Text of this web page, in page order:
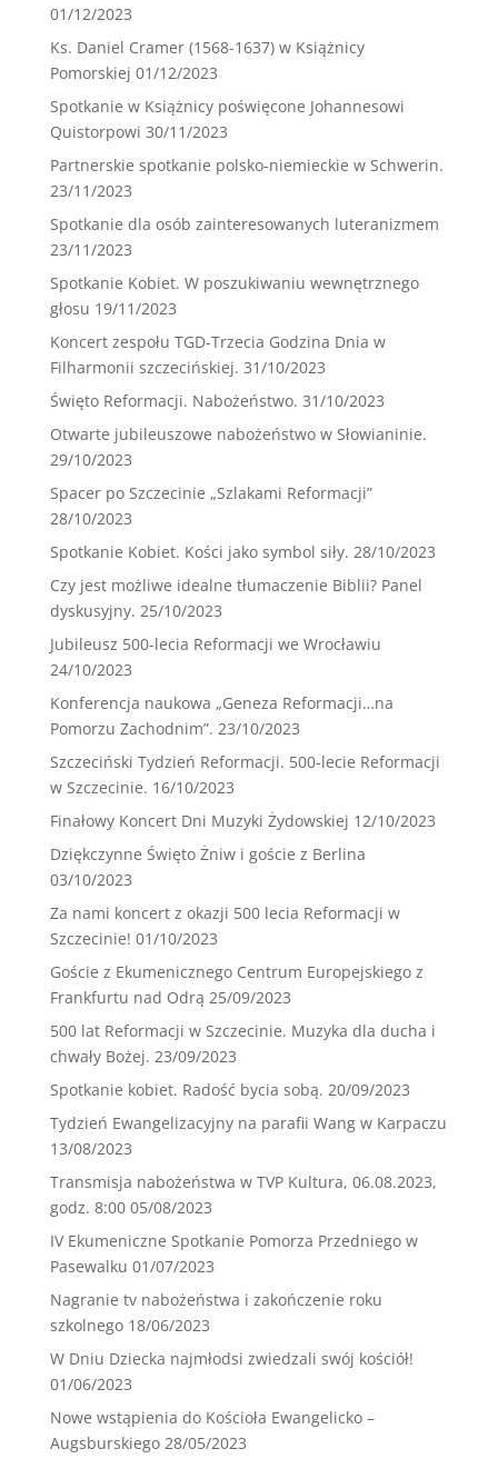
01/12/2023
Ks. Daniel Cramer (1568-1637) w Książnicy
Pomorskiej 01/12/2023
Spotkanie w Książnicy poświęcone Johannesowi
Quistorpowi 30/11/2023
Partnerskie spotkanie polsko-niemieckie w Schwerin.
23/11/2023
Spotkanie dla osób zainteresowanych luteranizmem
23/11/2023
Spotkanie Kobiet. W poszukiwaniu wewnętrznego
głosu 19/11/2023
Koncert zespołu TGD-Trzecia Godzina Dnia w
Filharmonii szczecińskiej. 31/10/2023
Święto Reformacji. Nabożeństwo. 31/10/2023
Otwarte jubileuszowe nabożeństwo w Słowianinie.
29/10/2023
Spacer po Szczecinie „Szlakami Reformacji”
28/10/2023
Spotkanie Kobiet. Kości jako symbol siły. 28/10/2023
Czy jest możliwe idealne tłumaczenie Biblii? Panel
dyskusyjny. 25/10/2023
Jubileusz 500-lecia Reformacji we Wrocławiu
24/10/2023
Konferencja naukowa „Geneza Reformacji…na
Pomorzu Zachodnim”. 23/10/2023
Szczeciński Tydzień Reformacji. 500-lecie Reformacji
w Szczecinie. 16/10/2023
Finałowy Koncert Dni Muzyki Żydowskiej 12/10/2023
Dziękczynne Święto Żniw i goście z Berlina
03/10/2023
Za nami koncert z okazji 500 lecia Reformacji w
Szczecinie! 01/10/2023
Goście z Ekumenicznego Centrum Europejskiego z
Frankfurtu nad Odrą 25/09/2023
500 lat Reformacji w Szczecinie. Muzyka dla ducha i
chwały Bożej. 23/09/2023
Spotkanie kobiet. Radość bycia sobą. 20/09/2023
Tydzień Ewangelizacyjny na parafii Wang w Karpaczu
13/08/2023
Transmisja nabożeństwa w TVP Kultura, 06.08.2023,
godz. 8:00 05/08/2023
IV Ekumeniczne Spotkanie Pomorza Przedniego w
Pasewalku 01/07/2023
Nagranie tv nabożeństwa i zakończenie roku
szkolnego 18/06/2023
W Dniu Dziecka najmłodsi zwiedzali swój kościół!
01/06/2023
Nowe wstąpienia do Kościoła Ewangelicko –
Augsburskiego 28/05/2023